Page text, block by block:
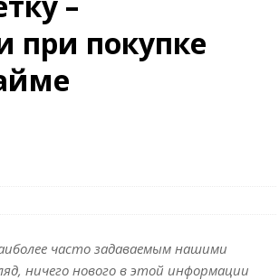
при покупке
часто задаваемым нашими
ничего нового в этой информации